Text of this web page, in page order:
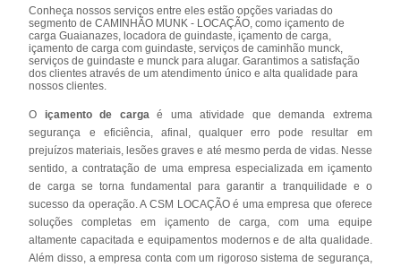
Conheça nossos serviços entre eles estão opções variadas do
segmento de CAMINHÃO MUNK - LOCAÇÃO, como içamento de
carga Guaianazes, locadora de guindaste, içamento de carga,
içamento de carga com guindaste, serviços de caminhão munck,
serviços de guindaste e munck para alugar. Garantimos a satisfação
dos clientes através de um atendimento único e alta qualidade para
nossos clientes.
O içamento de carga é uma atividade que demanda extrema
segurança e eficiência, afinal, qualquer erro pode resultar em
prejuízos materiais, lesões graves e até mesmo perda de vidas. Nesse
sentido, a contratação de uma empresa especializada em içamento
de carga se torna fundamental para garantir a tranquilidade e o
sucesso da operação. A CSM LOCAÇÃO é uma empresa que oferece
soluções completas em içamento de carga, com uma equipe
altamente capacitada e equipamentos modernos e de alta qualidade.
Além disso, a empresa conta com um rigoroso sistema de segurança,